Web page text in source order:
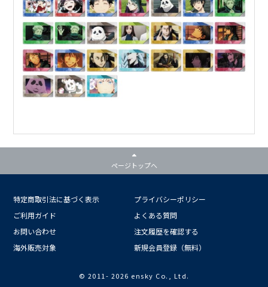
ページトップへ
特定商取引法に基づく表示
プライバシーポリシー
ご利用ガイド
よくある質問
お問い合わせ
注文履歴を確認する
海外販売対象
新規会員登録（無料）
© 2011- 2026 ensky Co., Ltd.